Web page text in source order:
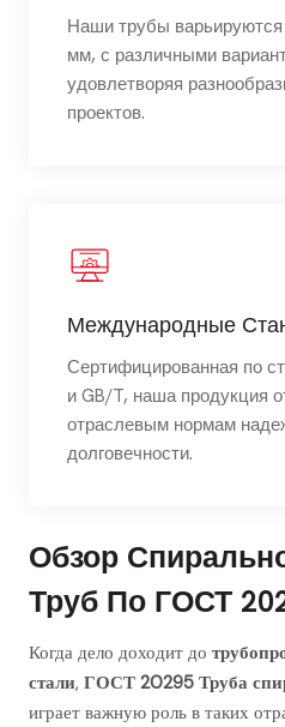
Наши трубы
мм, с различными
удовлетворяя
проектов.
Международные
Сертифицированная по
и GB/T, наша продукция
отраслевым нормам
долговечности.
Обзор
Труб По ГОСТ
Когда дело доходит до
стали, ГОСТ 20295 Труба
играет важную роль в таких